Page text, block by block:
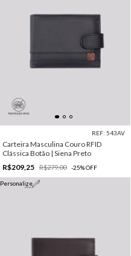
REF: 543AV
Carteira Masculina Couro RFID
Clássica Botão | Siena Preto
R$209,25
R$279,00 -25%OFF
Personalize